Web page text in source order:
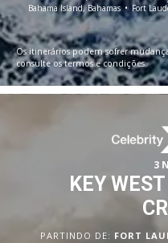
Bahama Island, Bahamas
Fort
Os itinerários podem sofrer
consulte os termos e condições.
3
KEY
PARTINDO DE: FORT